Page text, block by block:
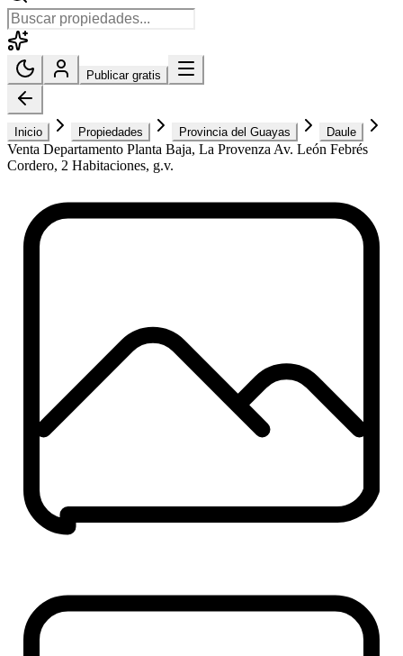
Publicar gratis
Inicio Propiedades Provincia del Guayas Daule
Venta Departamento Planta Baja, La Provenza Av. León Febrés
Cordero, 2 Habitaciones, g.v.